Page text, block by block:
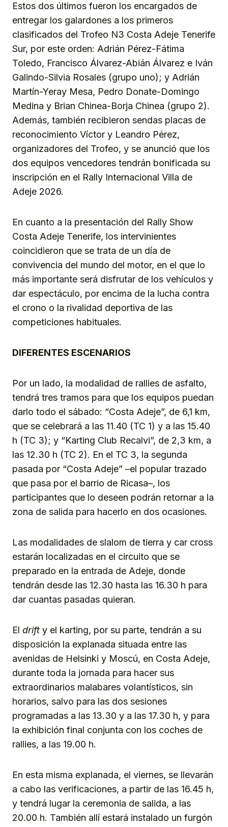
Estos dos últimos fueron los encargados de
entregar los galardones a los primeros
clasificados del Trofeo N3 Costa Adeje Tenerife
Sur, por este orden: Adrián Pérez-Fátima
Toledo, Francisco Álvarez-Abián Álvarez e Iván
Galindo-Silvia Rosales (grupo uno); y Adrián
Martín-Yeray Mesa, Pedro Donate-Domingo
Medina y Brian Chinea-Borja Chinea (grupo 2).
Además, también recibieron sendas placas de
reconocimiento Víctor y Leandro Pérez,
organizadores del Trofeo, y se anunció que los
dos equipos vencedores tendrán bonificada su
inscripción en el Rally Internacional Villa de
Adeje 2026.
En cuanto a la presentación del Rally Show
Costa Adeje Tenerife, los intervinientes
coincidieron que se trata de un día de
convivencia del mundo del motor, en el que lo
más importante será disfrutar de los vehículos y
dar espectáculo, por encima de la lucha contra
el crono o la rivalidad deportiva de las
competiciones habituales.
DIFERENTES ESCENARIOS
Por un lado, la modalidad de rallies de asfalto,
tendrá tres tramos para que los equipos puedan
darlo todo el sábado: “Costa Adeje”, de 6,1 km,
que se celebrará a las 11.40 (TC 1) y a las 15.40
h (TC 3); y “Karting Club Recalvi”, de 2,3 km, a
las 12.30 h (TC 2). En el TC 3, la segunda
pasada por “Costa Adeje” –el popular trazado
que pasa por el barrio de Ricasa–, los
participantes que lo deseen podrán retornar a la
zona de salida para hacerlo en dos ocasiones.
Las modalidades de slalom de tierra y car cross
estarán localizadas en el circuito que se
preparado en la entrada de Adeje, donde
tendrán desde las 12.30 hasta las 16.30 h para
dar cuantas pasadas quieran.
El drift y el karting, por su parte, tendrán a su
disposición la explanada situada entre las
avenidas de Helsinki y Moscú, en Costa Adeje,
durante toda la jornada para hacer sus
extraordinarios malabares volantísticos, sin
horarios, salvo para las dos sesiones
programadas a las 13.30 y a las 17.30 h, y para
la exhibición final conjunta con los coches de
rallies, a las 19.00 h.
En esta misma explanada, el viernes, se llevarán
a cabo las verificaciones, a partir de las 16.45 h,
y tendrá lugar la ceremonia de salida, a las
20.00 h. También allí estará instalado un furgón